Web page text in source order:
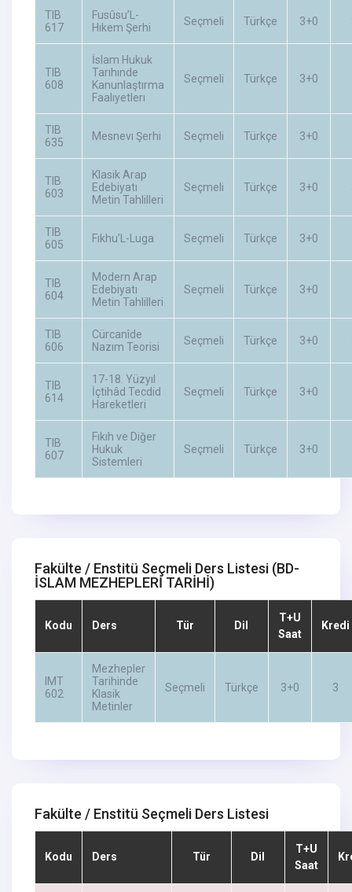
TIB
617
Fusûsu’L-
Hıkem Şerhi
Seçmeli Türkçe 3+0
TIB
608
İslam Hukuk
Tarıhınde
Kanunlaştırma
Faalıyetlerı
Seçmeli Türkçe 3+0
TIB
635
Mesnevı Şerhi Seçmeli Türkçe 3+0
TIB
603
Klasik Arap
Edebiyatı
Metin Tahlilleri
Seçmeli Türkçe 3+0
TIB
605
Fıkhu’L-Luga Seçmeli Türkçe 3+0
TIB
604
Modern Arap
Edebiyatı
Metin Tahlilleri
Seçmeli Türkçe 3+0
TIB
606
Cürcanîde
Nazım Teorisi
Seçmeli Türkçe 3+0
TIB
614
17-18. Yüzyıl
İçtihâd Tecdid
Hareketleri
Seçmeli Türkçe 3+0
TIB
607
Fıkıh ve Diğer
Hukuk
Sistemleri
Seçmeli Türkçe 3+0
Fakülte / Enstitü Seçmeli Ders Listesi (BD-
İSLAM MEZHEPLERİ TARİHİ)
Kodu Ders Tür Dil
T+U
Saat
Kredi
IMT
602
Mezhepler
Tarihinde
Klasik
Metinler
Seçmeli Türkçe 3+0 3
Fakülte / Enstitü Seçmeli Ders Listesi
Kodu Ders Tür Dil
T+U
Saat